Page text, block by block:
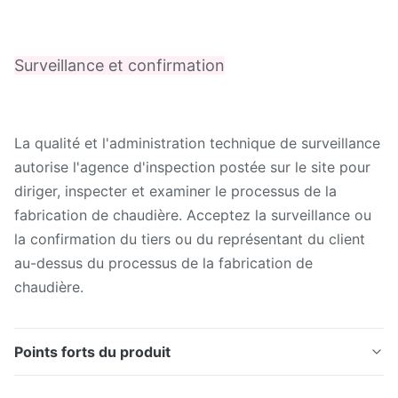
Surveillance et confirmation
La qualité et l'administration technique de surveillance
autorise l'agence d'inspection postée sur le site pour
diriger, inspecter et examiner le processus de la
fabrication de chaudière. Acceptez la surveillance ou
la confirmation du tiers ou du représentant du client
au-dessus du processus de la fabrication de
chaudière.
Points forts du produit